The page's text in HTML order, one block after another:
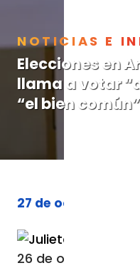
NOTICIAS E
Elecciones en
llama a votar
“el bien común”
27 de octubre de
26 de octubre de